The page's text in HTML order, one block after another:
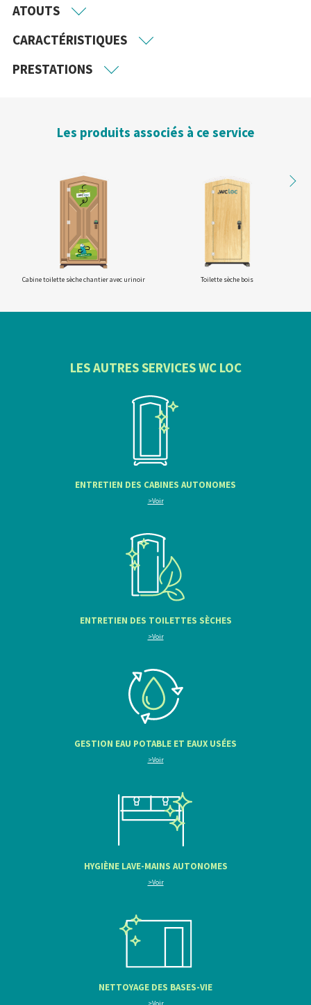
ATOUTS
CARACTÉRISTIQUES
PRESTATIONS
Les produits associés à ce service
Cabine toilette sèche chantier avec urinoir Toilette sèche bois
LES AUTRES SERVICES WC LOC
ENTRETIEN DES CABINES AUTONOMES
>Voir
ENTRETIEN DES TOILETTES SÈCHES
>Voir
GESTION EAU POTABLE ET EAUX USÉES
>Voir
HYGIÈNE LAVE-MAINS AUTONOMES
>Voir
NETTOYAGE DES BASES-VIE
>Voir